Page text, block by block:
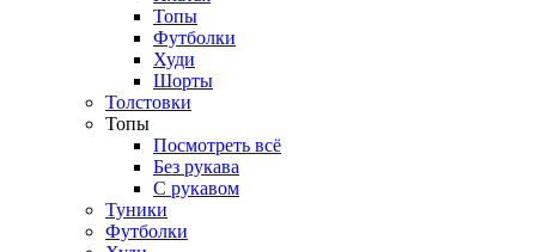
Топы
Футболки
Худи
Шорты
Толстовки
Топы
Посмотреть всё
Без рукава
С рукавом
Туники
Футболки